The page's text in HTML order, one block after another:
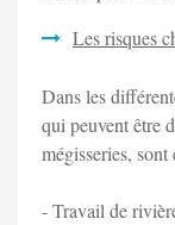
Les risques
Dans les
qui peuvent être
mégisseries, sont
- Travail de